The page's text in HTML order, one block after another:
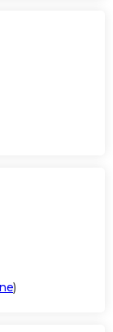
)